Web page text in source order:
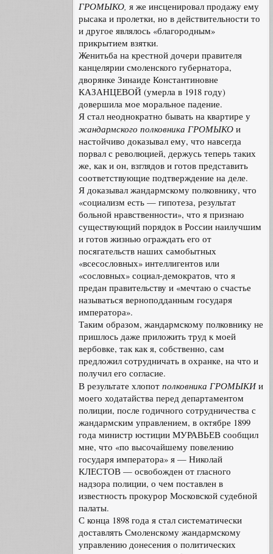
ГРОМЫКО, я же инсценировал продажу ему
рысака и пролетки, но в действительности то
и другое являлось «благородным»
прикрытием взятки.
Женитьба на крестной дочери правителя
канцелярии смоленского губернатора,
дворянке Зинаиде Константиновне
КАЗАНЦЕВОЙ (умерла в 1918 году)
довершила мое моральное падение.
Я стал неоднократно бывать на квартире у
жандармского полковника ГРОМЫКО и
настойчиво доказывал ему, что навсегда
порвал с революцией, держусь теперь таких
же, как и он, взглядов и готов представить
соответствующие подтверждение на деле.
Я доказывал жандармскому полковнику, что
«социализм есть — гипотеза, результат
больной нравственности», что я признаю
существующий порядок в России наилучшим
и готов жизнью ограждать его от
посягательств наших самобытных
«всесословных» интеллигентов или
«сословных» социал-демократов, что я
предан правительству и «мечтаю о счастье
называться верноподданным государя
императора».
Таким образом, жандармскому полковнику не
пришлось даже приложить труд к моей
вербовке, так как я, собственно, сам
предложил сотрудничать в охранке, на что и
получил его согласие.
В результате хлопот полковника ГРОМЫКИи
моего ходатайства перед департаментом
полиции, после годичного сотрудничества с
жандармским управлением, в октябре 1899
года министр юстиции МУРАВЬЕВ сообщил
мне, что «по высочайшему повелению
государя императора» я — Николай
КЛЕСТОВ — освобожден от гласного
надзора полиции, о чем поставлен в
известность прокурор Московской судебной
палаты.
С конца 1898 года я стал систематически
доставлять Смоленскому жандармскому
управлению донесения о политических